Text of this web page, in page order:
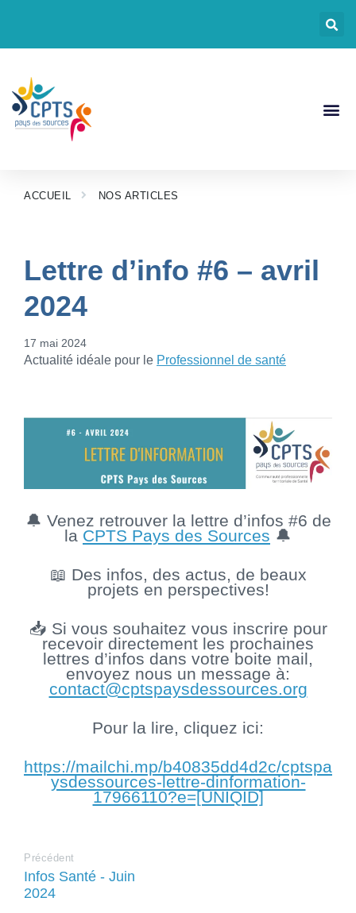
ACCUEIL NOS ARTICLES
Lettre d’info #6 – avril
2024
17 mai 2024
Actualité idéale pour le Professionnel de santé
🔔 Venez retrouver la lettre d’infos #6 de
la CPTS Pays des Sources 🔔
📖 Des infos, des actus, de beaux
projets en perspectives!
📥 Si vous souhaitez vous inscrire pour
recevoir directement les prochaines
lettres d’infos dans votre boite mail,
envoyez nous un message à:
contact@cptspaysdessources.org
Pour la lire, cliquez ici:
https://mailchi.mp/b40835dd4d2c/cptspa
ysdessources-lettre-dinformation-
17966110?e=[UNIQID]
Précédent
Infos Santé - Juin
2024